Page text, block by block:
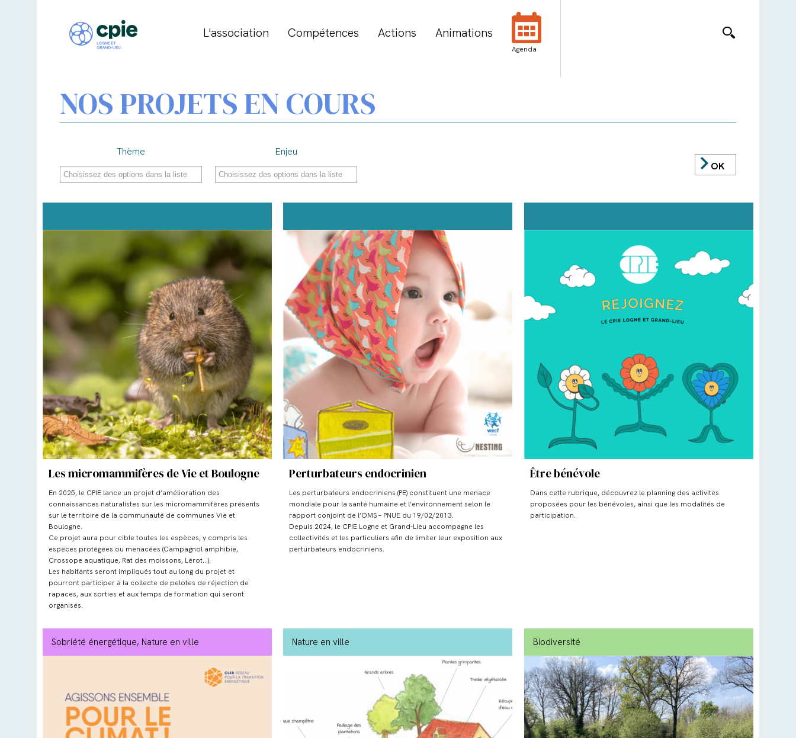
L'association Compétences Actions Animations
Agenda
NOS PROJETS EN COURS
Thème Enjeu
OK
Les micromammifères de Vie et Boulogne
En 2025, le CPIE lance un projet d’amélioration des
connaissances naturalistes sur les micromammifères présents
sur le territoire de la communauté de communes Vie et
Boulogne.
Ce projet aura pour cible toutes les espèces, y compris les
espèces protégées ou menacées (Campagnol amphibie,
Crossope aquatique, Rat des moissons, Lérot…).
Les habitants seront impliqués tout au long du projet et
pourront participer à la collecte de pelotes de réjection de
rapaces, aux sorties et aux temps de formation qui seront
organisés.
Perturbateurs endocrinien
Les perturbateurs endocriniens (PE) constituent une menace
mondiale pour la santé humaine et l’environnement selon le
rapport conjoint de l’OMS – PNUE du 19/02/2013.
Depuis 2024, le CPIE Logne et Grand-Lieu accompagne les
collectivités et les particuliers afin de limiter leur exposition aux
perturbateurs endocriniens.
Être bénévole
Dans cette rubrique, découvrez le planning des activités
proposées pour les bénévoles, ainsi que les modalités de
participation.
Sobriété énergétique, Nature en ville Nature en ville Biodiversité